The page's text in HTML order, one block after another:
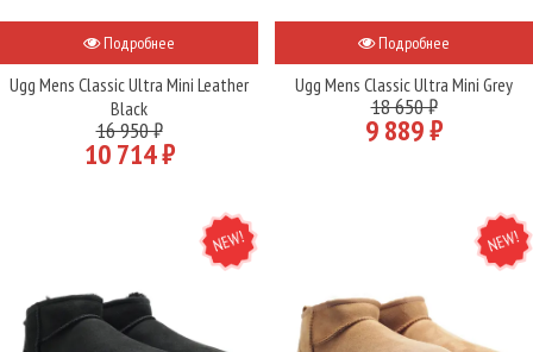
Подробнее
Ugg Mens Classic Ultra Mini Leather
Black
16 950 ₽
10 714 ₽
Подробнее
Ugg Mens Classic Ultra Mini Grey
18 650 ₽
9 889 ₽
NEW NEW